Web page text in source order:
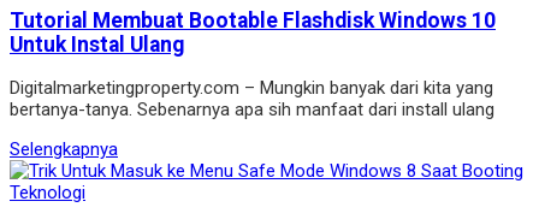
Tutorial Membuat Bootable Flashdisk Windows 10
Untuk Instal Ulang
Digitalmarketingproperty.com – Mungkin banyak dari kita yang
bertanya-tanya. Sebenarnya apa sih manfaat dari install ulang
Selengkapnya
Teknologi